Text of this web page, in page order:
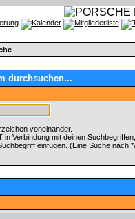
durchsuchen...
voneinander.
in Verbindung mit deinen
einfügen. (Eine Suche nach